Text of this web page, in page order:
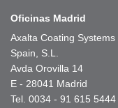
Oficinas Madrid
Axalta Coating Systems
Spain, S.L.
Avda Orovilla 14
E - 28041 Madrid
Tel. 0034 - 91 615 5444